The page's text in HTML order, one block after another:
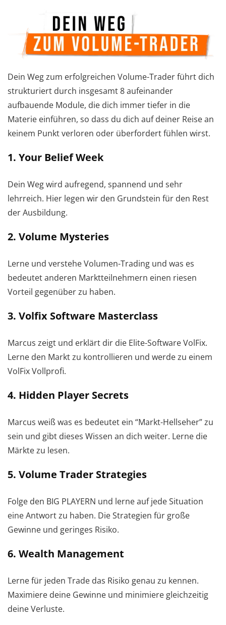
Dein Weg zum erfolgreichen Volume-Trader führt dich
strukturiert durch insgesamt 8 aufeinander
aufbauende Module, die dich immer tiefer in die
Materie einführen, so dass du dich auf deiner Reise an
keinem Punkt verloren oder überfordert fühlen wirst.
1. Your Belief Week
Dein Weg wird aufregend, spannend und sehr
lehrreich. Hier legen wir den Grundstein für den Rest
der Ausbildung.
2. Volume Mysteries
Lerne und verstehe Volumen-Trading und was es
bedeutet anderen Marktteilnehmern einen riesen
Vorteil gegenüber zu haben.
3. Volfix Software Masterclass
Marcus zeigt und erklärt dir die Elite-Software VolFix.
Lerne den Markt zu kontrollieren und werde zu einem
VolFix Vollprofi.
4. Hidden Player Secrets
Marcus weiß was es bedeutet ein “Markt-Hellseher” zu
sein und gibt dieses Wissen an dich weiter. Lerne die
Märkte zu lesen.
5. Volume Trader Strategies
Folge den BIG PLAYERN und lerne auf jede Situation
eine Antwort zu haben. Die Strategien für große
Gewinne und geringes Risiko.
6. Wealth Management
Lerne für jeden Trade das Risiko genau zu kennen.
Maximiere deine Gewinne und minimiere gleichzeitig
deine Verluste.